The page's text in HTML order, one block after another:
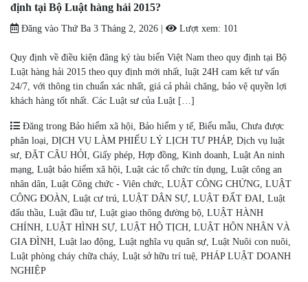
định tại Bộ Luật hàng hải 2015?
Đăng vào Thứ Ba 3 Tháng 2, 2026 Lượt xem: 101
Quy định về điều kiện đăng ký tàu biển Việt Nam theo quy định tại Bộ
Luật hàng hải 2015 theo quy định mới nhất, luật 24H cam kết tư vấn
24/7, với thông tin chuẩn xác nhất, giá cả phải chăng, bảo vệ quyền lợi
khách hàng tốt nhất. Các Luật sư của Luật […]
Đăng trong Bảo hiểm xã hội Bảo hiểm y tế Biểu mẫu Chưa được
phân loại DỊCH VỤ LÀM PHIẾU LÝ LỊCH TƯ PHÁP, Dịch vụ luật
sư ĐẶT CÂU HỎI Giấy phép Hợp đồng Kinh doanh Luật An ninh
mạng Luật bảo hiểm xã hội Luật các tổ chức tín dụng Luật công an
nhân dân Luật Công chức - Viên chức LUẬT CÔNG CHỨNG LUẬT
CÔNG ĐOÀN Luật cư trú LUẬT DÂN SỰ LUẬT ĐẤT ĐAI Luật
đấu thầu Luật đầu tư Luật giao thông đường bộ LUẬT HÀNH
CHÍNH LUẬT HÌNH SỰ LUẬT HỘ TỊCH LUẬT HÔN NHÂN VÀ
GIA ĐÌNH Luật lao động Luật nghĩa vụ quân sự Luật Nuôi con nuôi
Luật phòng cháy chữa cháy, Luật sở hữu trí tuệ PHÁP LUẬT DOANH
NGHIỆP